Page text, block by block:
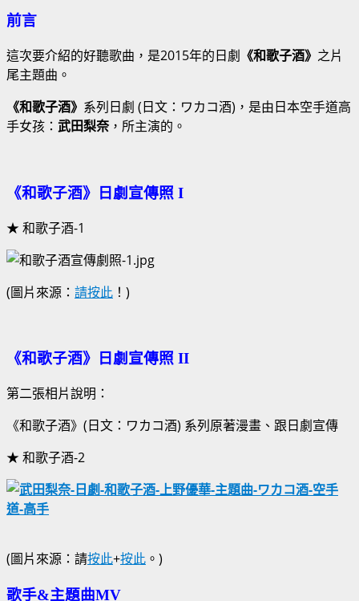
前言
這次要介紹的好聽歌曲，是2015年的日劇 《和歌子酒》 之片
尾主題曲。
《和歌子酒》 系列日劇 (日文：ワカコ酒)，是由日本空手道高
手女孩： 武田梨奈，所主演的。
《和歌子酒》日劇宣傳照 I
★ 和歌子酒-1
(圖片來源： 請按此 ！)
《和歌子酒》日劇宣傳照 II
第二張相片說明：
《和歌子酒》(日文：ワカコ酒) 系列原著漫畫、跟日劇宣傳
★ 和歌子酒-2
(圖片來源：請按此+按此 。)
歌手&主題曲MV